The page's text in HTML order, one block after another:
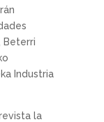
Beterri
Industria
la